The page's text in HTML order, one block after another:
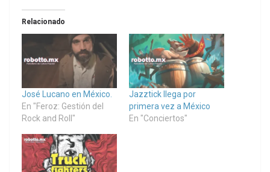
Relacionado
José Lucano en México.
En "Feroz: Gestión del
Rock and Roll"
Jazztick llega por
primera vez a México
En "Conciertos"